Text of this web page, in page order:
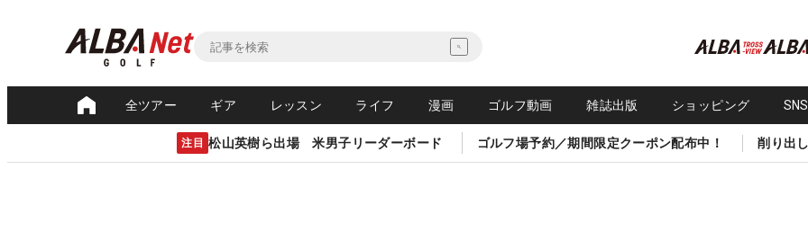
全ツアー ギア レッスン ライフ 漫画 ゴルフ動画 雑誌出版 ショッピング
注目 松山英樹ら出場 米男子リーダーボード ゴルフ場予約／期間限定クーポン配布中！ 削り出